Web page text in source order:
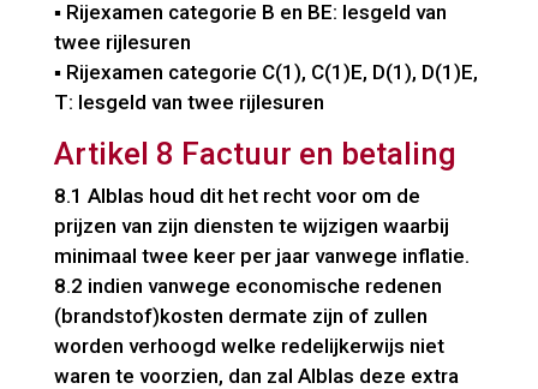
▪ Rijexamen categorie B en BE: lesgeld van
twee rijlesuren
▪ Rijexamen categorie C(1), C(1)E, D(1), D(1)E,
T: lesgeld van twee rijlesuren
Artikel 8 Factuur en betaling
8.1 Alblas houd dit het recht voor om de
prijzen van zijn diensten te wijzigen waarbij
minimaal twee keer per jaar vanwege inflatie.
8.2 indien vanwege economische redenen
(brandstof)kosten dermate zijn of zullen
worden verhoogd welke redelijkerwijs niet
waren te voorzien, dan zal Alblas deze extra